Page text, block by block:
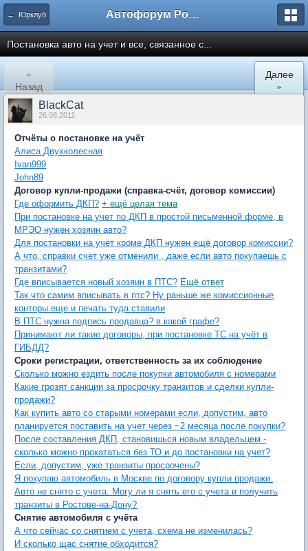
← Юрклуб Автофорум Ростова-на-Дону
Постановка авто на учет и все, связанное с...
«
Назад
Далее
»
BlackCat
26.08.2011
Отчёты о постановке на учёт
Алиса Двухколесная
Ivan999
John89
Договор купли-продажи (справка-счёт, договор комиссии)
Где оформить ДКП? + ещё целая тема
При постановке на учет по ДКП в простой письменной форме, в
МРЭО нужен хозяин авто?
Для постановки на учёт кроме ДКП нужен ещё договор комиссии?
А что, справки счет уже отменили , даже если авто покупаешь с
транзитами?
Где вписывается новый хозяин в ПТС? Ещё ответ
Так что самим вписывать в птс? Ну раньше же комиссионные
конторы еще и печать туда ставили
В ПТС нужна подпись продавца? в какой графе?
Принимают ли такие договоры, при постановке ТС на учёт в
ГИБДД?
Сроки регистрации, ответственность за их соблюдение
Сколько можно ездить после покупки автомобиля с номерами
Какие грозят санкции за просрочку транзитов и сделки купли-
продажи?
Как купить авто со старыми номерами если, допустим, авто
планируется поставить на учет через ~2 месяца после покупки?
После составления ДКП, становишься новым владельцем -
сколько можно прокататься без ТО и до постановки на учет?
Если, допустим, уже транзиты просрочены?
Я покупаю автомобиль в Москве по договору купли продажи.
Авто не снято с учета. Могу ли я снять его с учета и получить
транзиты в Ростове-на-Дону?
Снятие автомобиля с учёта
А что сейчас со снятием с учета, схема не изменилась?
И сколько щас снятие обходится?